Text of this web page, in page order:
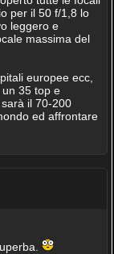
per il 50 f/1,8 lo
leggero e
massima del
europee ecc,
35 top e
il 70-200
ed affrontare